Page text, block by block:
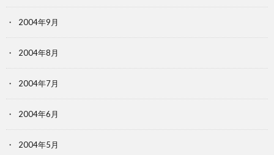
2004年9月
2004年8月
2004年7月
2004年6月
2004年5月